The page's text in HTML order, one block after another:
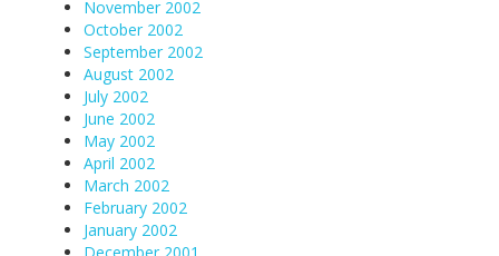
November 2002
October 2002
September 2002
August 2002
July 2002
June 2002
May 2002
April 2002
March 2002
February 2002
January 2002